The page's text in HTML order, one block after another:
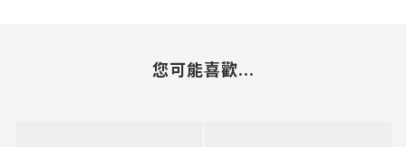
您可能喜歡...